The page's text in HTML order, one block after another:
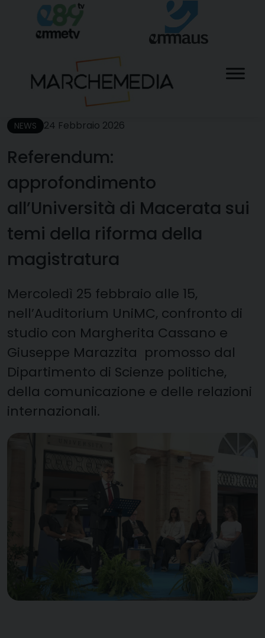
content
NEWS 24 Febbraio 2026
Referendum:
approfondimento
all’Università di Macerata sui
temi della riforma della
magistratura
Mercoledì 25 febbraio alle 15,
nell’Auditorium UniMC, confronto di
studio con Margherita Cassano e
Giuseppe Marazzita promosso dal
Dipartimento di Scienze politiche,
della comunicazione e delle relazioni
internazionali.